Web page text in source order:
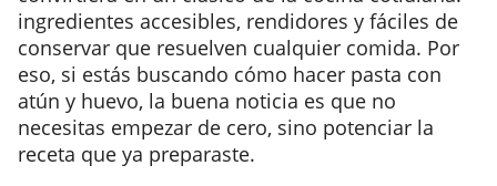
ingredientes accesibles, rendidores y fáciles de
conservar que resuelven cualquier comida. Por
eso, si estás buscando cómo hacer pasta con
atún y huevo, la buena noticia es que no
necesitas empezar de cero, sino potenciar la
receta que ya preparaste.